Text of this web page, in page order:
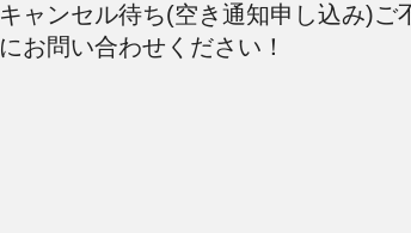
キャンセル待ち(空き通知申し込み)
にお問い合わせください！